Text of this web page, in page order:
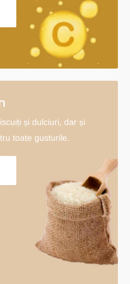
și dulciuri, dar și
toate gusturile.